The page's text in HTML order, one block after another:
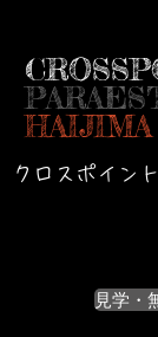
HAIJIMA
クロスポイン
見学・